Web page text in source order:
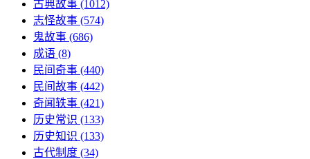
古典故事 (1012)
志怪故事 (574)
鬼故事 (686)
成语 (8)
民间奇事 (440)
民间故事 (442)
奇闻轶事 (421)
历史常识 (133)
历史知识 (133)
古代制度 (34)